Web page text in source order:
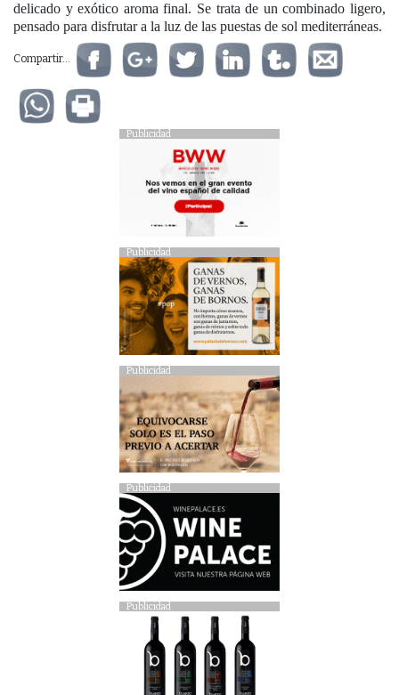
delicado y exótico aroma final. Se trata de un combinado ligero,
pensado para disfrutar a la luz de las puestas de sol mediterráneas.
Compartir...
Publicidad
Publicidad
Publicidad
Publicidad
Publicidad